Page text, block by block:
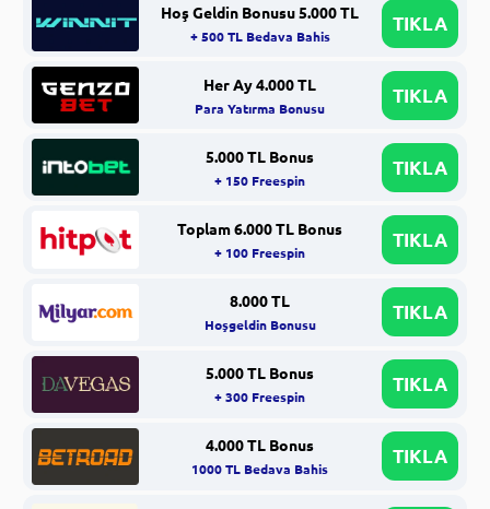
Hoş Geldin Bonusu 5.000 TL
+ 500 TL Bedava Bahis
TIKLA
Her Ay 4.000 TL
Para Yatırma Bonusu
TIKLA
5.000 TL Bonus
+ 150 Freespin
TIKLA
Toplam 6.000 TL Bonus
+ 100 Freespin
TIKLA
8.000 TL
Hoşgeldin Bonusu
TIKLA
5.000 TL Bonus
+ 300 Freespin
TIKLA
4.000 TL Bonus
1000 TL Bedava Bahis
TIKLA